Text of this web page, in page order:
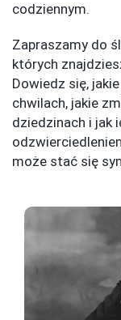
codziennym.
Zapraszamy do
których
Dowiedz się,
chwilach, jakie
dziedzinach i jak
może stać się